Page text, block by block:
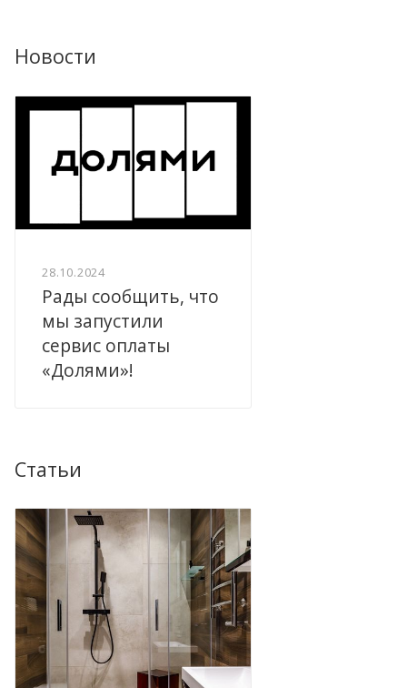
Новости
28.10.2024
Рады сообщить, что
мы запустили
сервис оплаты
«Долями»!
Статьи